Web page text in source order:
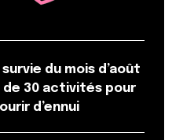
du mois d’août
de 30 activités pour
d’ennui